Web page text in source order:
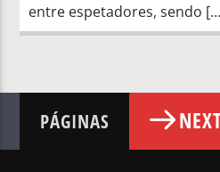
entre espetadores, sendo
PÁGINAS